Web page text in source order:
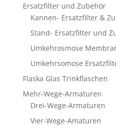
Ersatzfilter und Zubehör
Kannen- Ersatzfilter &
Stand- Ersatzfilter und
Umkehrosmose
Umkehrsomose
Flaska Glas Trinkflaschen
Mehr-Wege-Armaturen
Drei-Wege-Armaturen
Vier-Wege-Amaturen